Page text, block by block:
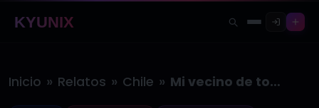
KYUNIX
Inicio » Relatos » Chile » Mi vecino de toda la vida